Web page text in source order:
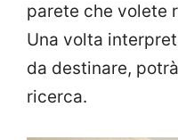
parete che volete
Una volta
da destinare,
ricerca.